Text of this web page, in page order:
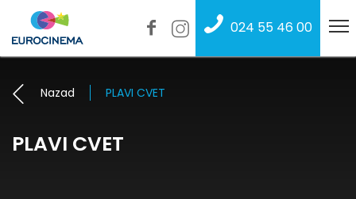
024 55 46 00
Nazad PLAVI CVET
PLAVI CVET